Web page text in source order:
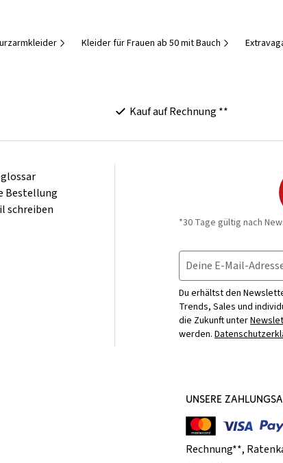
Kleider für Frauen ab 50 mit Bauch
Kauf auf Rechnung **
Bestellung
schreiben
*30 Tage gültig nach
Deine E-Mail-
Du erhältst den
Trends, Sales und
die Zukunft unter
werden.
UNSERE
Rechnung**,